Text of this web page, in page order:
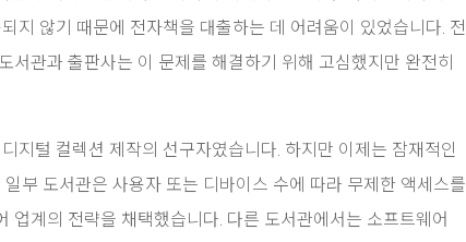
지 않기 때문에 전자책을 대출하는 데 어려움이 있었습니다. 전
관과 출판사는 이 문제를 해결하기 위해 고심했지만 완전히
지털 컬렉션 제작의 선구자였습니다. 하지만 이제는 잠재적인
부 도서관은 사용자 또는 디바이스 수에 따라 무제한 액세스를
계의 전략을 채택했습니다. 다른 도서관에서는 소프트웨어